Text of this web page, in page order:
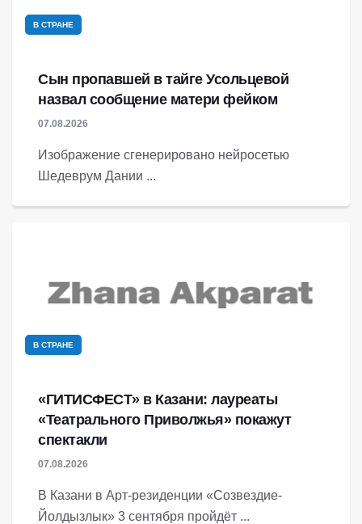
В СТРАНЕ
Сын пропавшей в тайге Усольцевой
назвал сообщение матери фейком
07.08.2026
Изображение сгенерировано нейросетью
Шедеврум Дании ...
В СТРАНЕ
«ГИТИСФЕСТ» в Казани: лауреаты
«Театрального Приволжья» покажут
спектакли
07.08.2026
В Казани в Арт-резиденции «Созвездие-
Йолдызлык» 3 сентября пройдёт ...